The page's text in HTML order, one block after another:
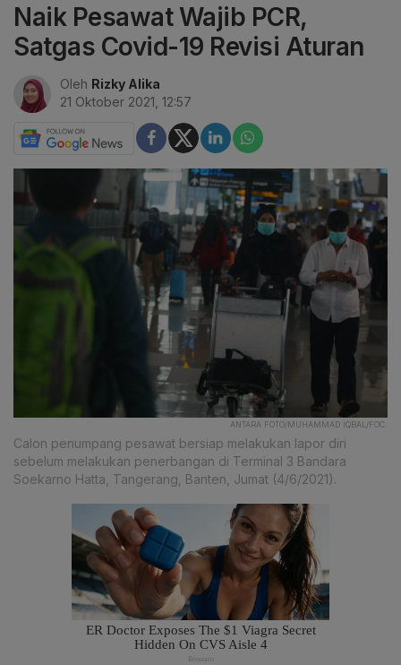
Naik Pesawat Wajib PCR,
Satgas Covid-19 Revisi Aturan
Oleh Rizky Alika
21 Oktober 2021, 12:57
ANTARA FOTO/MUHAMMAD IQBAL/FOC.
Calon penumpang pesawat bersiap melakukan lapor diri
sebelum melakukan penerbangan di Terminal 3 Bandara
Soekarno Hatta, Tangerang, Banten, Jumat (4/6/2021).